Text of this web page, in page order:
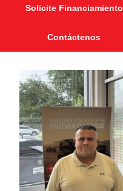
Solicite Financiamiento
Contáctenos